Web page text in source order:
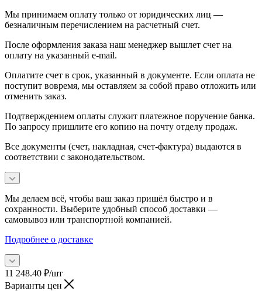
Мы принимаем оплату только от юридических лиц —
безналичным перечислением на расчетный счет.
После оформления заказа наш менеджер вышлет счет на
оплату на указанный e-mail.
Оплатите счет в срок, указанный в документе. Если оплата не
поступит вовремя, мы оставляем за собой право отложить или
отменить заказ.
Подтверждением оплаты служит платежное поручение банка.
По запросу пришлите его копию на почту отделу продаж.
Все документы (счет, накладная, счет‑фактура) выдаются в
соответствии с законодательством.
Мы делаем всё, чтобы ваш заказ пришёл быстро и в
сохранности. Выберите удобный способ доставки —
самовывоз или транспортной компанией.
Подробнее о доставке
11 248.40 ₽/шт
Варианты цен